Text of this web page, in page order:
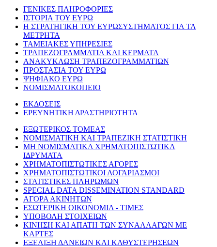
ΓΕΝΙΚΕΣ ΠΛΗΡΟΦΟΡΙΕΣ
ΙΣΤΟΡΙΑ ΤΟΥ ΕΥΡΩ
Η ΣΤΡΑΤΗΓΙΚΗ ΤΟΥ ΕΥΡΩΣΥΣΤΗΜΑΤΟΣ ΓΙΑ ΤΑ
ΜΕΤΡΗΤΑ
ΤΑΜΕΙΑΚΕΣ ΥΠΗΡΕΣΙΕΣ
ΤΡΑΠΕΖΟΓΡΑΜΜΑΤΙΑ ΚΑΙ ΚΕΡΜΑΤΑ
ΑΝΑΚΥΚΛΩΣΗ ΤΡΑΠΕΖΟΓΡΑΜΜΑΤΙΩΝ
ΠΡΟΣΤΑΣΙΑ ΤΟΥ ΕΥΡΩ
ΨΗΦΙΑΚΟ ΕΥΡΩ
ΝΟΜΙΣΜΑΤΟΚΟΠΕΙΟ
ΕΚΔΟΣΕΙΣ
ΕΡΕΥΝΗΤΙΚΗ ΔΡΑΣΤΗΡΙΟΤΗΤΑ
ΕΞΩΤΕΡΙΚΟΣ ΤΟΜΕΑΣ
ΝΟΜΙΣΜΑΤΙΚΗ ΚΑΙ ΤΡΑΠΕΖΙΚΗ ΣΤΑΤΙΣΤΙΚΗ
ΜΗ ΝΟΜΙΣΜΑΤΙΚΑ ΧΡΗΜΑΤΟΠΙΣΤΩΤΙΚΑ
ΙΔΡΥΜΑΤΑ
ΧΡΗΜΑΤΟΠΙΣΤΩΤΙΚΕΣ ΑΓΟΡΕΣ
ΧΡΗΜΑΤΟΠΙΣΤΩΤΙΚΟΙ ΛΟΓΑΡΙΑΣΜΟΙ
ΣΤΑΤΙΣΤΙΚΕΣ ΠΛΗΡΩΜΩΝ
SPECIAL DATA DISSEMINATION STANDARD
ΑΓΟΡΑ ΑΚΙΝΗΤΩΝ
ΕΣΩΤΕΡΙΚΗ ΟΙΚΟΝΟΜΙΑ - ΤΙΜΕΣ
ΥΠΟΒΟΛΗ ΣΤΟΙΧΕΙΩΝ
ΚΙΝΗΣΗ ΚΑΙ ΑΠΑΤΗ ΤΩΝ ΣΥΝΑΛΛΑΓΩΝ ΜΕ
ΚΑΡΤΕΣ
ΕΞΕΛΙΞΗ ΔΑΝΕΙΩΝ ΚΑΙ ΚΑΘΥΣΤΕΡΗΣΕΩΝ